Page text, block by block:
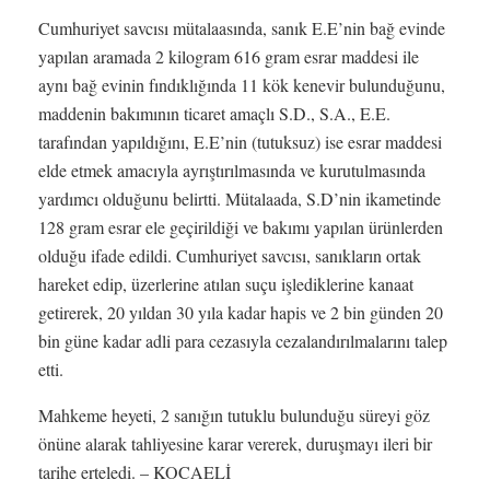
Cumhuriyet savcısı mütalaasında, sanık E.E’nin bağ evinde
yapılan aramada 2 kilogram 616 gram esrar maddesi ile
aynı bağ evinin fındıklığında 11 kök kenevir bulunduğunu,
maddenin bakımının ticaret amaçlı S.D., S.A., E.E.
tarafından yapıldığını, E.E’nin (tutuksuz) ise esrar maddesi
elde etmek amacıyla ayrıştırılmasında ve kurutulmasında
yardımcı olduğunu belirtti. Mütalaada, S.D’nin ikametinde
128 gram esrar ele geçirildiği ve bakımı yapılan ürünlerden
olduğu ifade edildi. Cumhuriyet savcısı, sanıkların ortak
hareket edip, üzerlerine atılan suçu işlediklerine kanaat
getirerek, 20 yıldan 30 yıla kadar hapis ve 2 bin günden 20
bin güne kadar adli para cezasıyla cezalandırılmalarını talep
etti.
Mahkeme heyeti, 2 sanığın tutuklu bulunduğu süreyi göz
önüne alarak tahliyesine karar vererek, duruşmayı ileri bir
tarihe erteledi. – KOCAELİ